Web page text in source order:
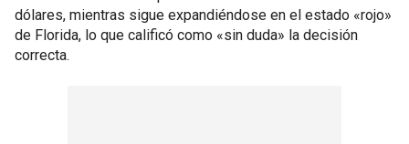
dólares, mientras sigue expandiéndose en el estado «rojo»
de Florida, lo que calificó como «sin duda» la decisión
correcta.